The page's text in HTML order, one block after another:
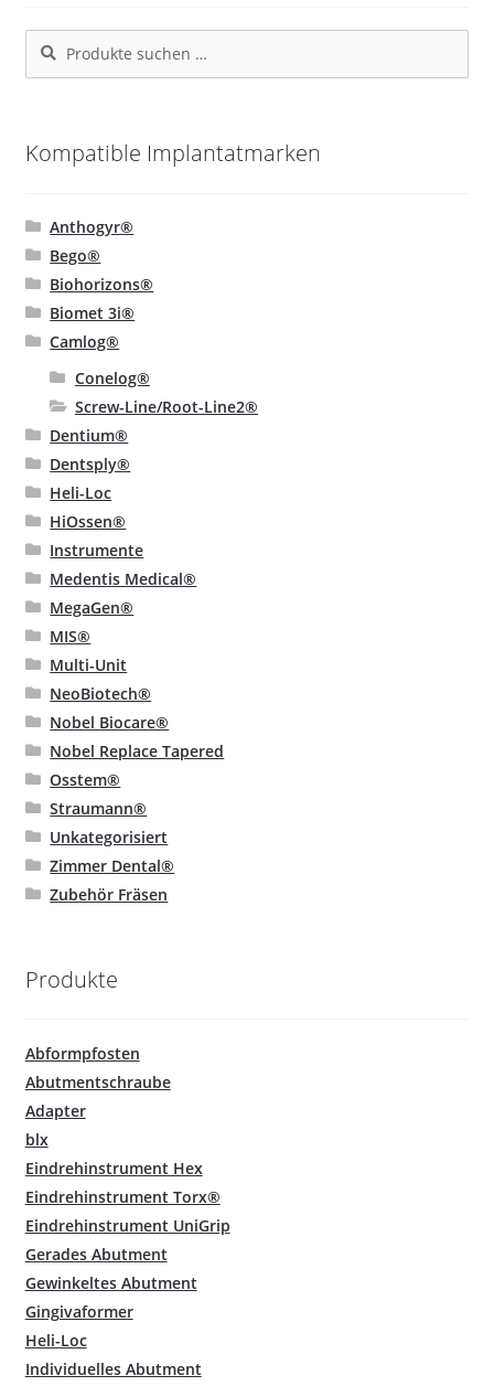
Suchen
nach:
Suchen
Kompatible Implantatmarken
Anthogyr®
Bego®
Biohorizons®
Biomet 3i®
Camlog®
Conelog®
Screw-Line/Root-Line2®
Dentium®
Dentsply®
Heli-Loc
HiOssen®
Instrumente
Medentis Medical®
MegaGen®
MIS®
Multi-Unit
NeoBiotech®
Nobel Biocare®
Nobel Replace Tapered
Osstem®
Straumann®
Unkategorisiert
Zimmer Dental®
Zubehör Fräsen
Produkte
Abformpfosten
Abutmentschraube
Adapter
blx
Eindrehinstrument Hex
Eindrehinstrument Torx®
Eindrehinstrument UniGrip
Gerades Abutment
Gewinkeltes Abutment
Gingivaformer
Heli-Loc
Individuelles Abutment